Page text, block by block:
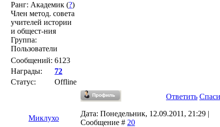
Ранг: Академик (?)
Член метод. совета
учителей истории
и общест-ния
Группа:
Пользователи
Сообщений: 6123
Награды:
72
Статус:
Offline
Ответить
Миклухо
Дата: Понедельник, 12.09.2011, 21:29 |
Сообщение # 20